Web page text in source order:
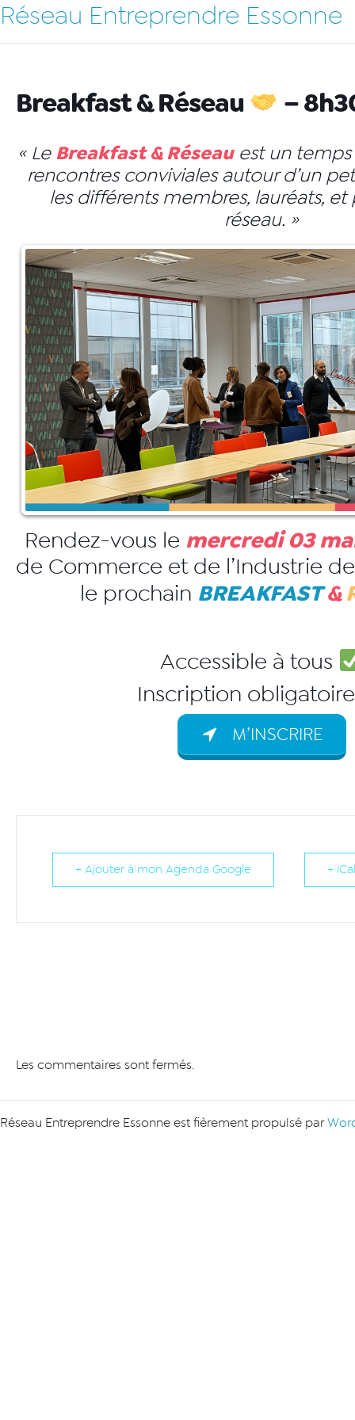
Réseau Entreprendre Essonne
Breakfast & Réseau –
« Le Breakfast & Réseauest un temps
rencontres conviviales autour d’un
les différents membres, lauréats, et
réseau. »
Rendez-vous le mercredi 03
de Commerce et de l’Industrie
le prochain BREAKFAST&
Accessible à tous ​
Inscription
M’INSCRIRE
+ Ajouter à mon Agenda Google +
Les commentaires sont fermés.
Réseau Entreprendre Essonne est fièrement propulsé par